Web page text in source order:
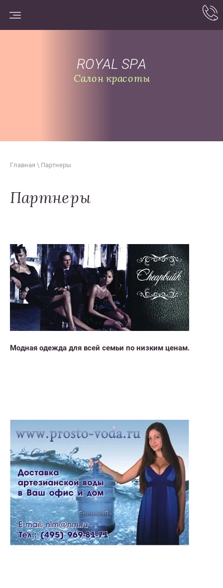
ROYAL SPA
Салон красоты
Главная \ Партнеры
Партнеры
Модная одежда для всей семьи по низким ценам.